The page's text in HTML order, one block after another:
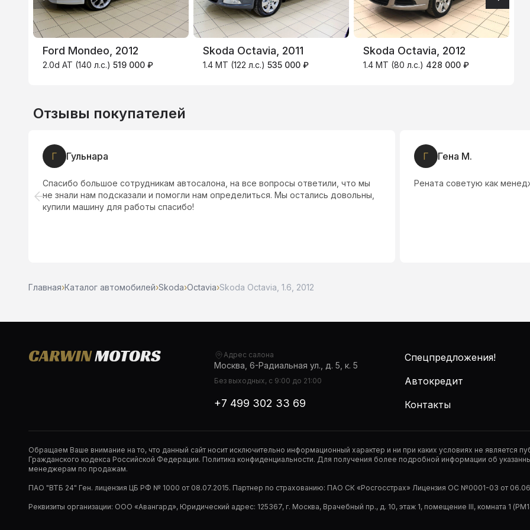
Ford Mondeo, 2012
2.0d AT (140 л.с.) 519 000 ₽
Skoda Octavia, 2011
1.4 MT (122 л.с.) 535 000 ₽
Skoda Octavia, 2012
1.4 MT (80 л.с.) 428 000 ₽
Отзывы покупателей
Г Гульнара
Спасибо большое сотрудникам автосалона, на все вопросы ответили, что мы
не знали нам подсказали и помогли нам определиться. Мы остались довольны,
купили машину для работы спасибо!
Г Гена М.
Рената советую как
Главная›Каталог автомобилей›Skoda›Octavia›Skoda Octavia, 1.6, 2012
Адрес салона
Москва, 6-Радиальная ул., д. 5, к. 5
Без выходных, с 9:00 до 21:00
+7 499 302 33 69
Спецпредложения!
Автокредит
Контакты
Обращаем Ваше внимание на то, что данный сайт носит исключительно информационный характер и ни при каких условиях не является
Гражданского кодекса Российской Федерации. Политика конфиденциальности. Для получения более подробной информации об
менеджерам по продажам.
ПАО "ВТБ 24" Ген. лицензия ЦБ РФ № 1000 от 08.07.2015. Партнер по страхованию: ПАО СК «Росгосстрах» Лицензия ОС №0001-03 от
Реквизиты организации: ООО «Авангард», Юридический адрес: 125367, г. Москва, Врачебный пр., д. 10, этаж 1, помещение III, комната 1